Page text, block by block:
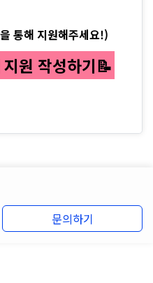
통해 지원해주세요!)
원 작성하기📝
문의하기